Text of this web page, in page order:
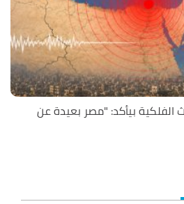
بيأكد: "مصر بعيدة عن